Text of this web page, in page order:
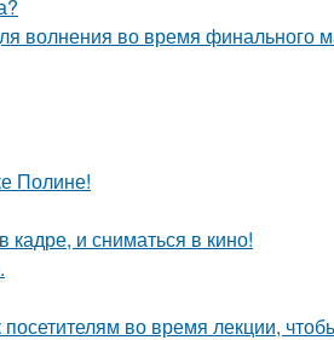
волнения во время финального
Полине!
кадре, и сниматься в кино!
во время лекции,